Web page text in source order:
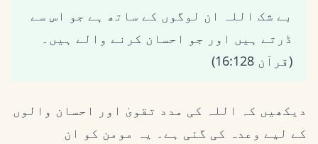
بے شک اللہ ان لوگوں کے ساتھ ہے جو اس سے
ڈرتے ہیں اور جو احسان کرنے والے ہیں۔
(قرآن 16:128)
دیکھیں کہ اللہ کی مدد تقویٰ اور احسان والوں
کے لیے وعدہ کی گئی ہے۔ یہ مومن کو ان